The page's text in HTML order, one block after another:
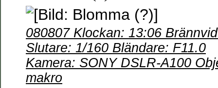
080807 Klockan: 13:06
Slutare: 1/160 Bländare: F11.0
Kamera: SONY DSLR-A100
makro